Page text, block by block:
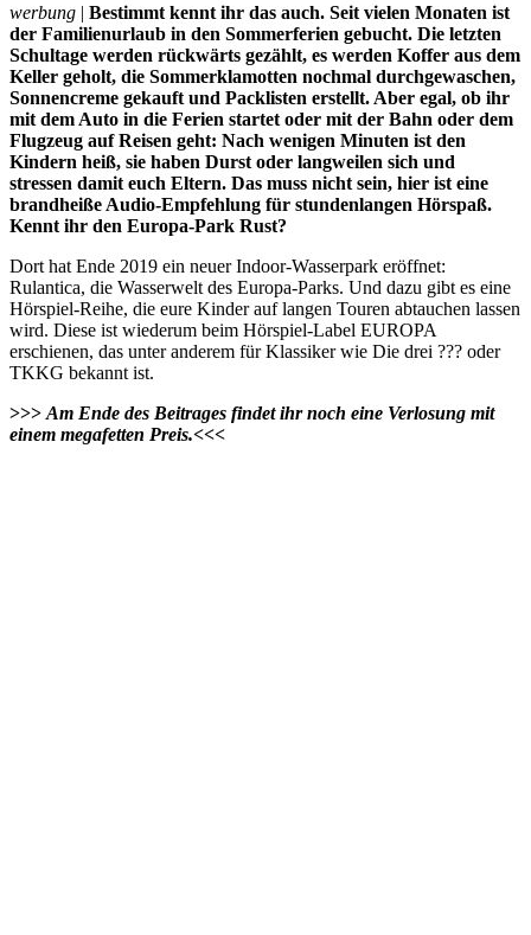
werbung | Bestimmt kennt ihr das auch. Seit vielen Monaten ist
der Familienurlaub in den Sommerferien gebucht. Die letzten
Schultage werden rückwärts gezählt, es werden Koffer aus dem
Keller geholt, die Sommerklamotten nochmal durchgewaschen,
Sonnencreme gekauft und Packlisten erstellt. Aber egal, ob ihr
mit dem Auto in die Ferien startet oder mit der Bahn oder dem
Flugzeug auf Reisen geht: Nach wenigen Minuten ist den
Kindern heiß, sie haben Durst oder langweilen sich und
stressen damit euch Eltern. Das muss nicht sein, hier ist eine
brandheiße Audio-Empfehlung für stundenlangen Hörspaß.
Kennt ihr den Europa-Park Rust?
Dort hat Ende 2019 ein neuer Indoor-Wasserpark eröffnet:
Rulantica, die Wasserwelt des Europa-Parks. Und dazu gibt es eine
Hörspiel-Reihe, die eure Kinder auf langen Touren abtauchen lassen
wird. Diese ist wiederum beim Hörspiel-Label EUROPA
erschienen, das unter anderem für Klassiker wie Die drei ??? oder
TKKG bekannt ist.
>>> Am Ende des Beitrages findet ihr noch eine Verlosung mit
einem megafetten Preis.<<<